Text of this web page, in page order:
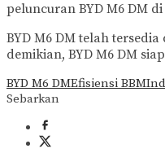
peluncuran BYD M6 DM
BYD M6 DM telah
demikian, BYD M6 DM
BYD M6 DMEfisiensi BBM
Sebarkan